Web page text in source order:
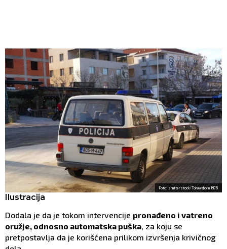
Foto: shutterstock/Tohuwabohu 1976
Ilustracija
Dodala je da je tokom intervencije pronađeno i vatreno
oružje, odnosno automatska puška, za koju se
pretpostavlja da je korišćena prilikom izvršenja krivičnog